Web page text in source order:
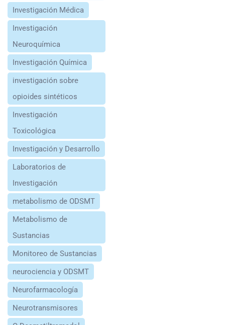
Investigación Médica
Investigación
Neuroquímica
Investigación Química
investigación sobre
opioides sintéticos
Investigación
Toxicológica
Investigación y Desarrollo
Laboratorios de
Investigación
metabolismo de ODSMT
Metabolismo de
Sustancias
Monitoreo de Sustancias
neurociencia y ODSMT
Neurofarmacología
Neurotransmisores